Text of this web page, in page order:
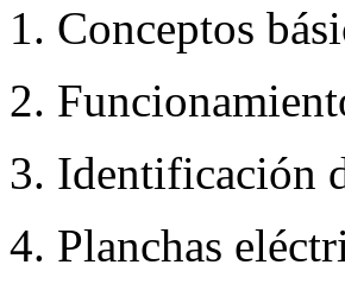
1. Conceptos
2.
3. Identificación
4. Planchas